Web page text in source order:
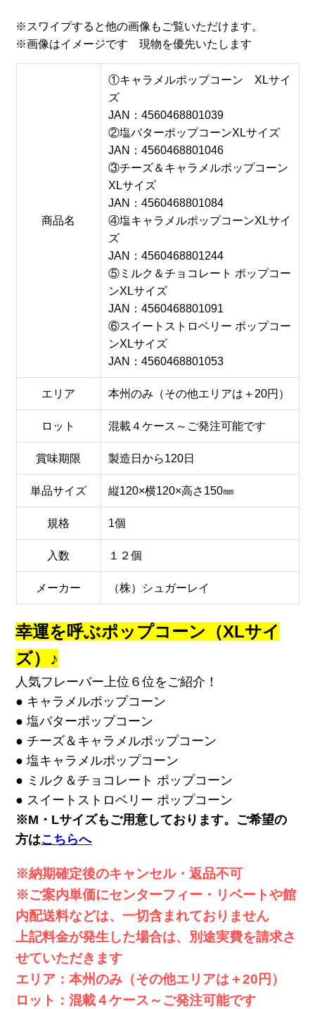
※スワイプすると他の画像もご覧いただけます。
※画像はイメージです 現物を優先いたします
商品名
①キャラメルポップコーン XLサイ
ズ
JAN：4560468801039
②塩バターポップコーンXLサイズ
JAN：4560468801046
③チーズ＆キャラメルポップコーン
XLサイズ
JAN：4560468801084
④塩キャラメルポップコーンXLサイ
ズ
JAN：4560468801244
⑤ミルク＆チョコレート ポップコー
ンXLサイズ
JAN：4560468801091
⑥スイートストロベリー ポップコー
ンXLサイズ
JAN：4560468801053
エリア 本州のみ（その他エリアは＋20円）
ロット 混載４ケース～ご発注可能です
賞味期限 製造日から120日
単品サイズ 縦120×横120×高さ150㎜
規格 1個
入数 １２個
メーカー （株）シュガーレイ
幸運を呼ぶポップコーン（XLサイ
ズ）♪
人気フレーバー上位６位をご紹介！
● キャラメルポップコーン
● 塩バターポップコーン
● チーズ＆キャラメルポップコーン
● 塩キャラメルポップコーン
● ミルク＆チョコレート ポップコーン
● スイートストロベリー ポップコーン
※M・Lサイズもご用意しております。ご希望の
方はこちらへ
※納期確定後のキャンセル・返品不可
※ご案内単価にセンターフィー・リベートや館
内配送料などは、一切含まれておりません
上記料金が発生した場合は、別途実費を請求さ
せていただきます
エリア：本州のみ（その他エリアは＋20円）
ロット：混載４ケース～ご発注可能です